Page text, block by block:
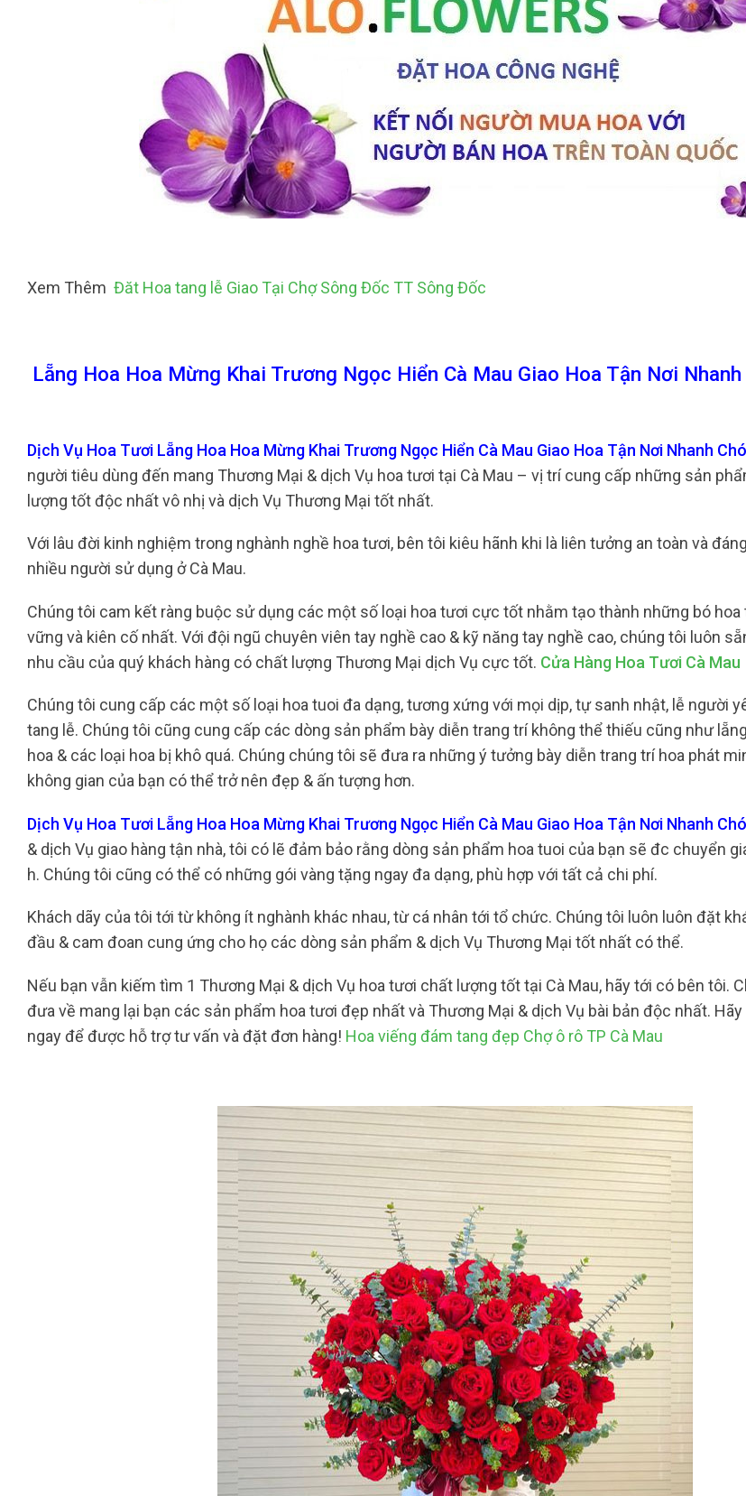
Xem Thêm Đăt Hoa tang lễ Giao Tại Chợ Sông Đốc TT Sông Đốc
Lẵng Hoa Hoa Mừng Khai Trương Ngọc Hiển Cà Mau Giao Hoa Tận Nơi Nhanh
Dịch Vụ Hoa Tươi Lẵng Hoa Hoa Mừng Khai Trương Ngọc Hiển Cà Mau Giao Hoa Tận Nơi Nhanh
người tiêu dùng đến mang Thương Mại & dịch Vụ hoa tươi tại Cà Mau – vị trí cung cấp những sản
lượng tốt độc nhất vô nhị và dịch Vụ Thương Mại tốt nhất.
Với lâu đời kinh nghiệm trong nghành nghề hoa tươi, bên tôi kiêu hãnh khi là liên tưởng an toàn và
nhiều người sử dụng ở Cà Mau.
Chúng tôi cam kết ràng buộc sử dụng các một số loại hoa tươi cực tốt nhằm tạo thành những bó hoa
vững và kiên cố nhất. Với đội ngũ chuyên viên tay nghề cao & kỹ năng tay nghề cao, chúng tôi luôn
nhu cầu của quý khách hàng có chất lượng Thương Mại dịch Vụ cực tốt. Cửa Hàng Hoa Tươi Cà Mau
Chúng tôi cung cấp các một số loại hoa tuoi đa dạng, tương xứng với mọi dịp, tự sanh nhật, lễ người
tang lễ. Chúng tôi cũng cung cấp các dòng sản phẩm bày diễn trang trí không thể thiếu cũng như
hoa & các loại hoa bị khô quá. Chúng chúng tôi sẽ đưa ra những ý tưởng bày diễn trang trí hoa phát
không gian của bạn có thể trở nên đẹp & ấn tượng hơn.
Dịch Vụ Hoa Tươi Lẵng Hoa Hoa Mừng Khai Trương Ngọc Hiển Cà Mau Giao Hoa Tận Nơi Nhanh
& dịch Vụ giao hàng tận nhà, tôi có lẽ đảm bảo rằng dòng sản phẩm hoa tuoi của bạn sẽ đc chuyển
h. Chúng tôi cũng có thể có những gói vàng tặng ngay đa dạng, phù hợp với tất cả chi phí.
Khách dãy của tôi tới từ không ít nghành khác nhau, từ cá nhân tới tổ chức. Chúng tôi luôn luôn đặt
đầu & cam đoan cung ứng cho họ các dòng sản phẩm & dịch Vụ Thương Mại tốt nhất có thể.
Nếu bạn vẫn kiếm tìm 1 Thương Mại & dịch Vụ hoa tươi chất lượng tốt tại Cà Mau, hãy tới có bên tôi.
đưa về mang lại bạn các sản phẩm hoa tươi đẹp nhất và Thương Mại & dịch Vụ bài bản độc nhất.
ngay để được hỗ trợ tư vấn và đặt đơn hàng! Hoa viếng đám tang đẹp Chợ ô rô TP Cà Mau